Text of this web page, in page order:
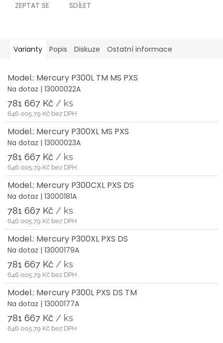
ZEPTAT SE SDÍLET
Varianty Popis Diskuze Ostatní informace
Model.: Mercury P300L TM MS PXS
Na dotaz | 13000022A
781 667 Kč / ks
646 005,79 Kč bez DPH
Model.: Mercury P300XL MS PXS
Na dotaz | 13000023A
781 667 Kč / ks
646 005,79 Kč bez DPH
Model.: Mercury P300CXL PXS DS
Na dotaz | 13000181A
781 667 Kč / ks
646 005,79 Kč bez DPH
Model.: Mercury P300XL PXS DS
Na dotaz | 13000179A
781 667 Kč / ks
646 005,79 Kč bez DPH
Model.: Mercury P300L PXS DS TM
Na dotaz | 13000177A
781 667 Kč / ks
646 005,79 Kč bez DPH